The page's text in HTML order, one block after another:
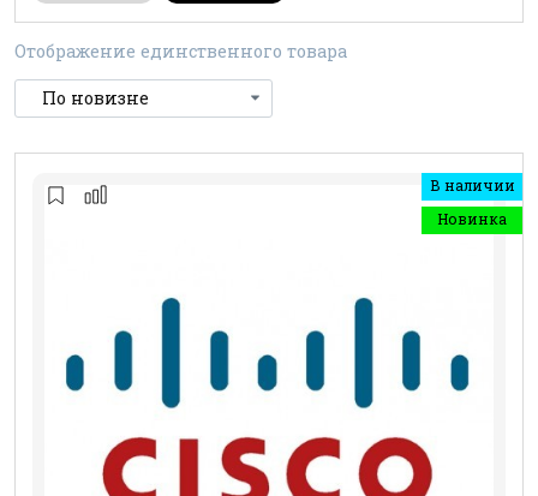
Отображение единственного товара
В наличии
Новинка